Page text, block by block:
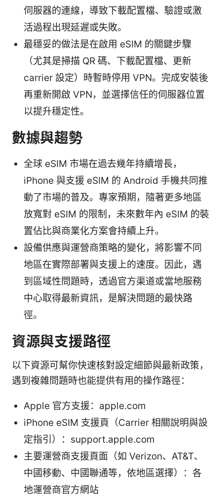
伺服器的連線，導致下載配置檔、驗證或激
活過程出現延遲或失敗。
最穩妥的做法是在啟用 eSIM 的關鍵步驟
（尤其是掃描 QR 碼、下載配置檔、更新
carrier 設定）時暫時停用 VPN。完成安裝後
再重新開啟 VPN，並選擇信任的伺服器位置
以提升穩定性。
數據與趨勢
全球 eSIM 市場在過去幾年持續增長，
iPhone 與支援 eSIM 的 Android 手機共同推
動了市場的普及。專家預期，隨著更多地區
放寬對 eSIM 的限制，未來數年內 eSIM 的裝
置佔比與商業化方案會持續上升。
設備供應與運營商策略的變化，將影響不同
地區在實際部署與支援上的速度。因此，遇
到區域性問題時，透過官方渠道或當地服務
中心取得最新資訊，是解決問題的最快路
徑。
資源與支援路徑
以下資源可幫你快速核對設定細節與最新政策，
遇到複雜問題時也能提供有用的操作路徑：
Apple 官方支援：apple.com
iPhone eSIM 支援頁（Carrier 相關說明與設
定指引）：support.apple.com
主要運營商支援頁面（如 Verizon、AT&T、
中國移動、中國聯通等，依地區選擇）：各
地運營商官方網站